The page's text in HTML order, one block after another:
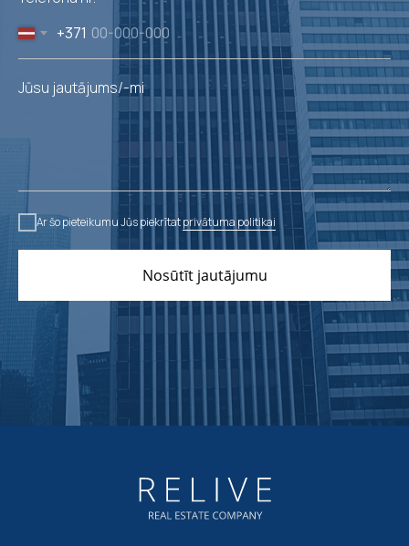
+371
Jūsu jautājums/-mi
Ar šo pieteikumu Jūs piekrītatprivātuma politikai
Nosūtīt jautājumu